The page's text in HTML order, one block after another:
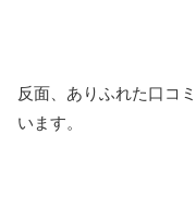
反面、ありふれた口コ
います。